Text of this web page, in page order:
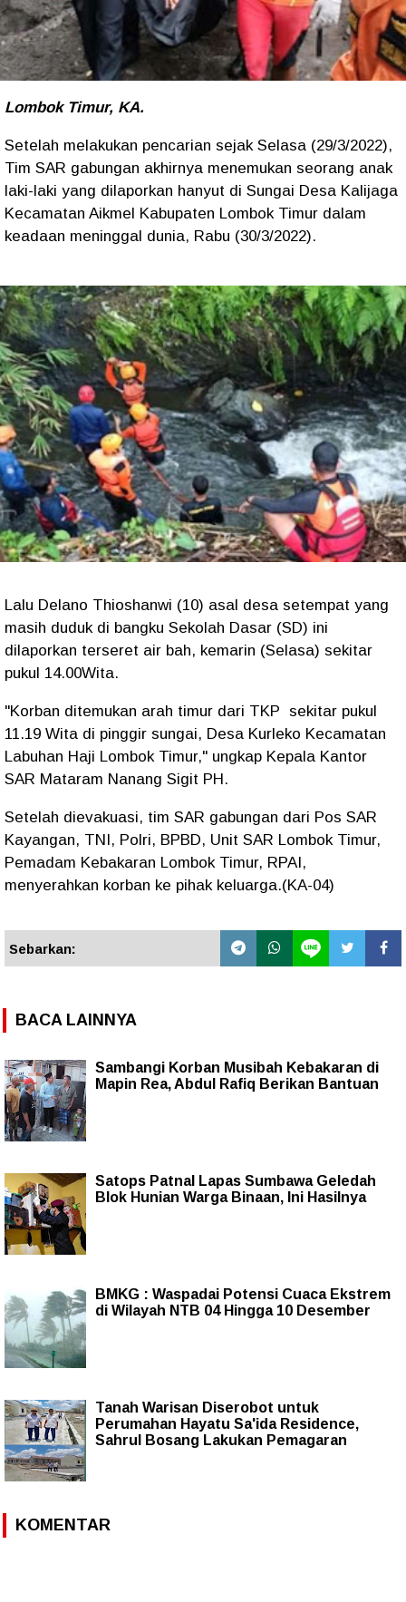
Lombok Timur, KA.
Setelah melakukan pencarian sejak Selasa (29/3/2022),
Tim SAR gabungan akhirnya menemukan seorang anak
laki-laki yang dilaporkan hanyut di Sungai Desa Kalijaga
Kecamatan Aikmel Kabupaten Lombok Timur dalam
keadaan meninggal dunia, Rabu (30/3/2022).
Lalu Delano Thioshanwi (10) asal desa setempat yang
masih duduk di bangku Sekolah Dasar (SD) ini
dilaporkan terseret air bah, kemarin (Selasa) sekitar
pukul 14.00Wita.
"Korban ditemukan arah timur dari TKP sekitar pukul
11.19 Wita di pinggir sungai, Desa Kurleko Kecamatan
Labuhan Haji Lombok Timur," ungkap Kepala Kantor
SAR Mataram Nanang Sigit PH.
Setelah dievakuasi, tim SAR gabungan dari Pos SAR
Kayangan, TNI, Polri, BPBD, Unit SAR Lombok Timur,
Pemadam Kebakaran Lombok Timur, RPAI,
menyerahkan korban ke pihak keluarga.(KA-04)
Sebarkan:
BACA LAINNYA
Sambangi Korban Musibah Kebakaran di
Mapin Rea, Abdul Rafiq Berikan Bantuan
Satops Patnal Lapas Sumbawa Geledah
Blok Hunian Warga Binaan, Ini Hasilnya
BMKG : Waspadai Potensi Cuaca Ekstrem
di Wilayah NTB 04 Hingga 10 Desember
Tanah Warisan Diserobot untuk
Perumahan Hayatu Sa'ida Residence,
Sahrul Bosang Lakukan Pemagaran
KOMENTAR